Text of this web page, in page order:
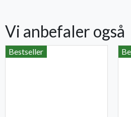
Vi anbefaler også
Bestseller